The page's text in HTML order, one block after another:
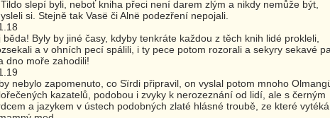
slepí byli, neboť kniha přeci není darem zlým a nikdy nemůže být,
si. Stejně tak Vasë či Alnë podezření nepojali.
běda! Byly by jiné časy, kdyby tenkráte každou z těch knih lidé prokleli,
a v ohních pecí spálili, i ty pece potom rozorali a sekyry sekavé
dno moře zahodili!
nebylo zapomenuto, co Sïrdi připravil, on vyslal potom mnoho
kazatelů, podobou i zvyky k nerozeznání od lidí, ale s černým
a jazykem v ústech podobných zlaté hlásné troubě, ze které vytéká